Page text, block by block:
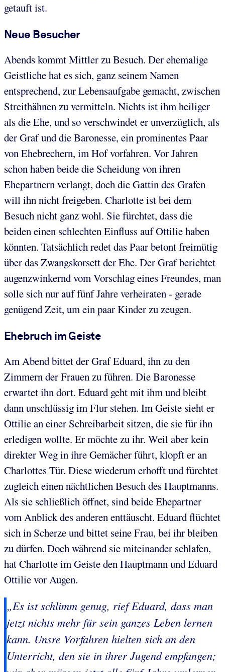
getauft ist.
Neue Besucher
Abends kommt Mittler zu Besuch. Der ehemalige
Geistliche hat es sich, ganz seinem Namen
entsprechend, zur Lebensaufgabe gemacht, zwischen
Streithähnen zu vermitteln. Nichts ist ihm heiliger
als die Ehe, und so verschwindet er unverzüglich, als
der Graf und die Baronesse, ein prominentes Paar
von Ehebrechern, im Hof vorfahren. Vor Jahren
schon haben beide die Scheidung von ihren
Ehepartnern verlangt, doch die Gattin des Grafen
will ihn nicht freigeben. Charlotte ist bei dem
Besuch nicht ganz wohl. Sie fürchtet, dass die
beiden einen schlechten Einfluss auf Ottilie haben
könnten. Tatsächlich redet das Paar betont freimütig
über das Zwangskorsett der Ehe. Der Graf berichtet
augenzwinkernd vom Vorschlag eines Freundes, man
solle sich nur auf fünf Jahre verheiraten - gerade
genügend Zeit, um ein paar Kinder zu zeugen.
Ehebruch im Geiste
Am Abend bittet der Graf Eduard, ihn zu den
Zimmern der Frauen zu führen. Die Baronesse
erwartet ihn dort. Eduard geht mit ihm und bleibt
dann unschlüssig im Flur stehen. Im Geiste sieht er
Ottilie an einer Schreibarbeit sitzen, die sie für ihn
erledigen wollte. Er möchte zu ihr. Weil aber kein
direkter Weg in ihre Gemächer führt, klopft er an
Charlottes Tür. Diese wiederum erhofft und fürchtet
zugleich einen nächtlichen Besuch des Hauptmanns.
Als sie schließlich öffnet, sind beide Ehepartner
vom Anblick des anderen enttäuscht. Eduard flüchtet
sich in Scherze und bittet seine Frau, bei ihr bleiben
zu dürfen. Doch während sie miteinander schlafen,
hat Charlotte im Geiste den Hauptmann und Eduard
Ottilie vor Augen.
„Es ist schlimm genug, rief Eduard, dass man
jetzt nichts mehr für sein ganzes Leben lernen
kann. Unsre Vorfahren hielten sich an den
Unterricht, den sie in ihrer Jugend empfangen;